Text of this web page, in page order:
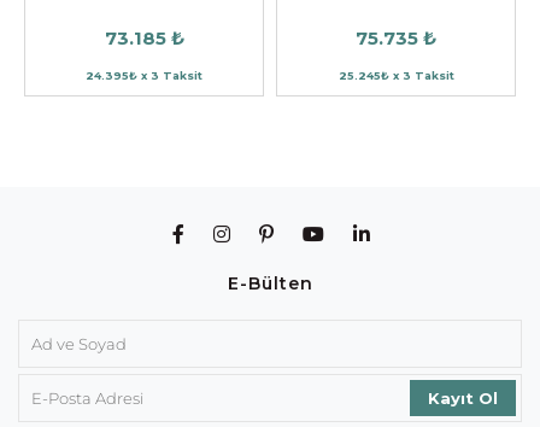
73.185 ₺
24.395₺ x 3 Taksit
75.735 ₺
25.245₺ x 3 Taksit
E-Bülten